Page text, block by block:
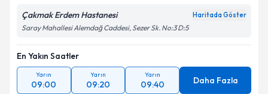
Çakmak Erdem Hastanesi Haritada Göster
Saray Mahallesi Alemdağ Caddesi, Sezer Sk. No:3 D:5
En Yakın Saatler
Yarın
09:00
Yarın
09:20
Yarın
09:40 Daha Fazla